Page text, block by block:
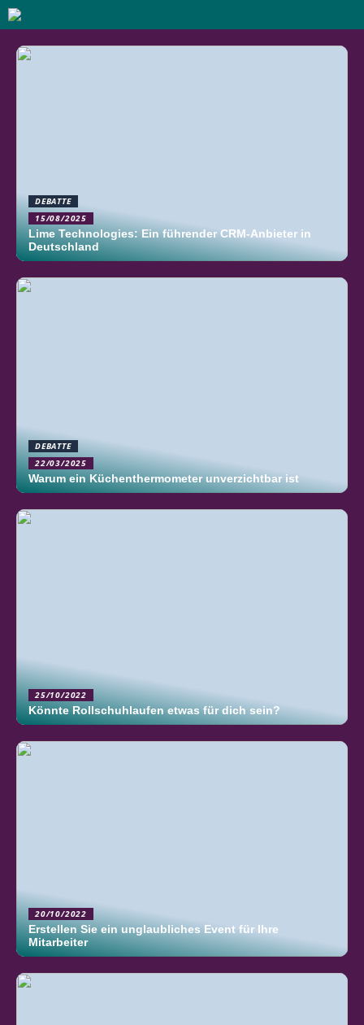
DEBATTE
15/08/2025
Lime Technologies: Ein führender CRM-Anbieter in
Deutschland
DEBATTE
22/03/2025
Warum ein Küchenthermometer unverzichtbar ist
25/10/2022
Könnte Rollschuhlaufen etwas für dich sein?
20/10/2022
Erstellen Sie ein unglaubliches Event für Ihre
Mitarbeiter